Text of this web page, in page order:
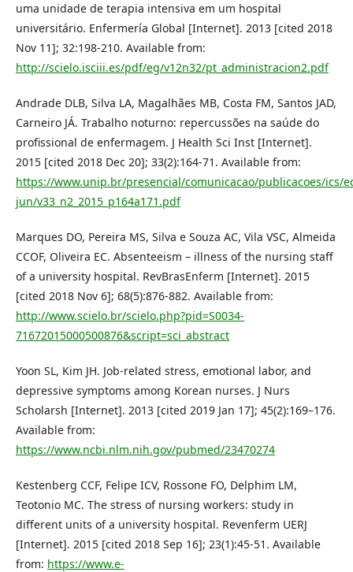
uma unidade de terapia intensiva em um hospital
universitário. Enfermería Global [Internet]. 2013 [cited 2018
Nov 11]; 32:198-210. Available from:
http://scielo.isciii.es/pdf/eg/v12n32/pt_administracion2.pdf
Andrade DLB, Silva LA, Magalhães MB, Costa FM, Santos JAD,
Carneiro JÁ. Trabalho noturno: repercussões na saúde do
profissional de enfermagem. J Health Sci Inst [Internet].
2015 [cited 2018 Dec 20]; 33(2):164-71. Available from:
https://www.unip.br/presencial/comunicacao/publicacoes/ics/
jun/v33_n2_2015_p164a171.pdf
Marques DO, Pereira MS, Silva e Souza AC, Vila VSC, Almeida
CCOF, Oliveira EC. Absenteeism – illness of the nursing staff
of a university hospital. RevBrasEnferm [Internet]. 2015
[cited 2018 Nov 6]; 68(5):876-882. Available from:
http://www.scielo.br/scielo.php?pid=S0034-
71672015000500876&script=sci_abstract
Yoon SL, Kim JH. Job-related stress, emotional labor, and
depressive symptoms among Korean nurses. J Nurs
Scholarsh [Internet]. 2013 [cited 2019 Jan 17]; 45(2):169–176.
Available from:
https://www.ncbi.nlm.nih.gov/pubmed/23470274
Kestenberg CCF, Felipe ICV, Rossone FO, Delphim LM,
Teotonio MC. The stress of nursing workers: study in
different units of a university hospital. Revenferm UERJ
[Internet]. 2015 [cited 2018 Sep 16]; 23(1):45-51. Available
from: https://www.e-